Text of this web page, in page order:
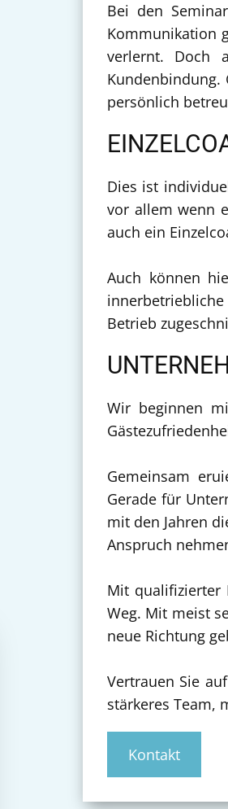
Bei den
Kommunikation
verlernt. Doch
persönlich
Dies ist
vor allem wenn
auch ein
Auch können
Betrieb
Wir beginnen
Gemeinsam
Gerade für
mit den Jahren
Anspruch
Mit qualifizierter
Weg. Mit meist
neue Richtung
Vertrauen Sie
stärkeres Team,
Kontakt